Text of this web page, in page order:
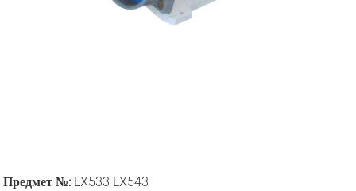
Предмет №: LX533 LX543